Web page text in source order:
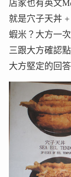
店家也有英文
就是穴子天丼 +
蝦米？大方一
三跟大方確認
大方堅定的回